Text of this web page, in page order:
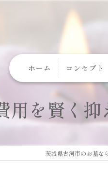
ホーム コンセプト
用を賢く
茨城県古河市のお墓